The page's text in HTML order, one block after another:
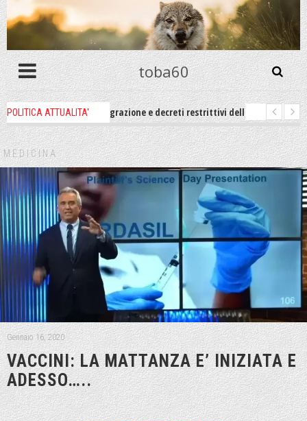
toba60
POLITICA ATTUALITA'
immigrazione e decreti restrittivi della libertà sociale e civile
un po zitti! Le atrocità a Gaza non sono altro che l'incarnazione
MEDICINA
Gennaio 16, 2020
VACCINI: LA MATTANZA E’ INIZIATA E
ADESSO…..